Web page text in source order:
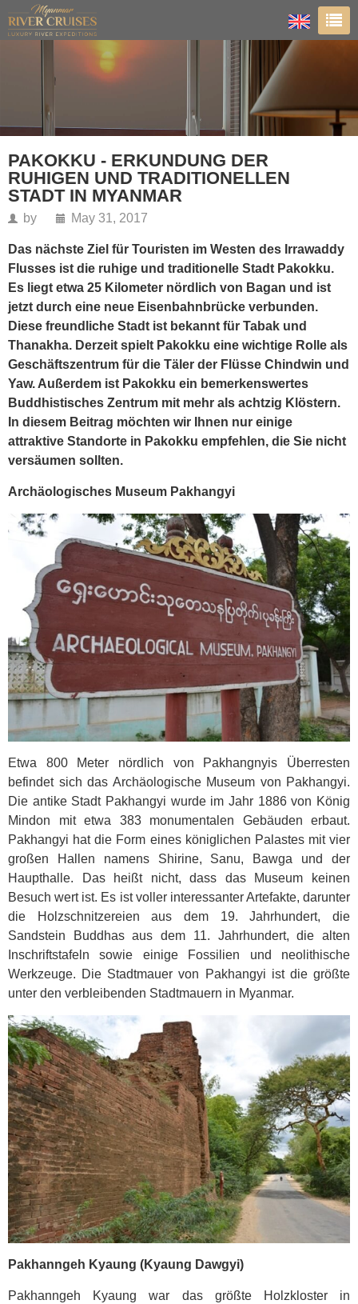
PAKOKKU - ERKUNDUNG DER
RUHIGEN UND TRADITIONELLEN
STADT IN MYANMAR
by May 31, 2017
Das nächste Ziel für Touristen im Westen des Irrawaddy
Flusses ist die ruhige und traditionelle Stadt Pakokku.
Es liegt etwa 25 Kilometer nördlich von Bagan und ist
jetzt durch eine neue Eisenbahnbrücke verbunden.
Diese freundliche Stadt ist bekannt für Tabak und
Thanakha. Derzeit spielt Pakokku eine wichtige Rolle als
Geschäftszentrum für die Täler der Flüsse Chindwin und
Yaw. Außerdem ist Pakokku ein bemerkenswertes
Buddhistisches Zentrum mit mehr als achtzig Klöstern.
In diesem Beitrag möchten wir Ihnen nur einige
attraktive Standorte in Pakokku empfehlen, die Sie nicht
versäumen sollten.
Archäologisches Museum Pakhangyi
Etwa 800 Meter nördlich von Pakhangnyis Überresten
befindet sich das Archäologische Museum von Pakhangyi.
Die antike Stadt Pakhangyi wurde im Jahr 1886 von König
Mindon mit etwa 383 monumentalen Gebäuden erbaut.
Pakhangyi hat die Form eines königlichen Palastes mit vier
großen Hallen namens Shirine, Sanu, Bawga und der
Haupthalle. Das heißt nicht, dass das Museum keinen
Besuch wert ist. Es ist voller interessanter Artefakte, darunter
die Holzschnitzereien aus dem 19. Jahrhundert, die
Sandstein Buddhas aus dem 11. Jahrhundert, die alten
Inschriftstafeln sowie einige Fossilien und neolithische
Werkzeuge. Die Stadtmauer von Pakhangyi ist die größte
unter den verbleibenden Stadtmauern in Myanmar.
Pakhanngeh Kyaung (Kyaung Dawgyi)
Pakhanngeh Kyaung war das größte Holzkloster in